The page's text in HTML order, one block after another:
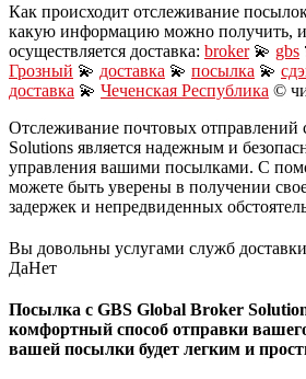
Как происходит отслеживание
какую информацию можно получить, и
осуществляется доставка: broker💫 gbs
Грозный 💫 доставка 💫 посылка 💫
доставка 💫 Чеченская Республика ©
Отслеживание почтовых отправлений
Solutions является надежным и
управления вашими посылками. С
можете быть уверены в получении
задержек и непредвиденных
Вы довольны услугами служб
ДаНет
Посылка с GBS Global Broker
комфортный способ отправки
вашей посылки будет легким и